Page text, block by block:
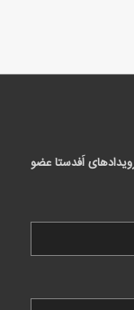
اَفدستا عضو